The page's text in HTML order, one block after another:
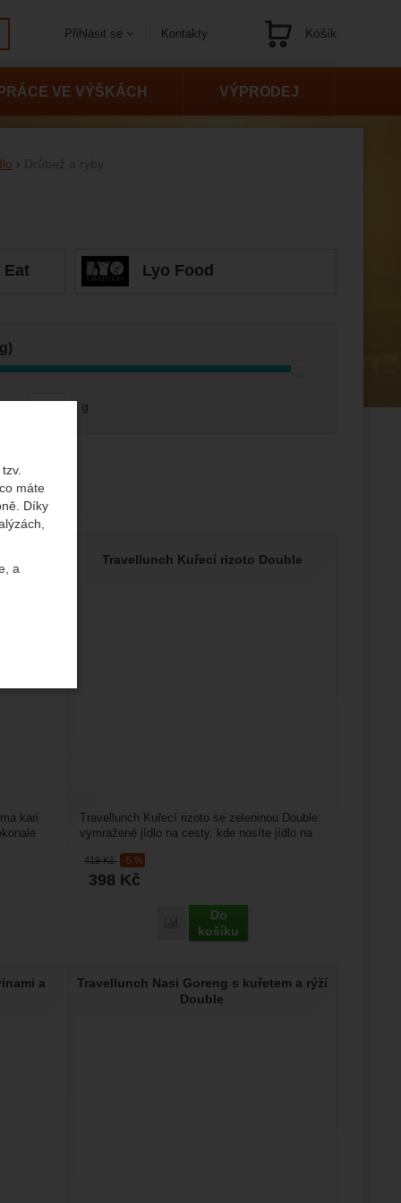
máte
Díky
a
Eat Lyo Food
g
dostupnosti
Kuře Korma kari s rýží Single' k porovnání
kari
Travellunch Kuřecí rizoto Double
419Kč -5 %
398 Kč
Přidat 'Travellunch Kuřecí rizoto Double'
Do
košíku
Travellunch Kuřecí rizoto se zeleninou Double:
vymražené jídlo na cesty, kde nosíte jídlo na
a
Travellunch Nasi Goreng s kuřetem a rýží
Double
PRÁCE VE VÝŠKÁCH VÝPRODEJ
Kontakty
Přihlásit se Košík